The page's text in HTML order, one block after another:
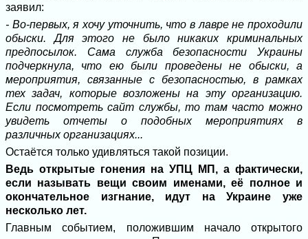
заявил:
- Во-первых, я хочу уточнить, что в лавре не проходили
обыски. Для этого не было никаких криминальных
предпосылок. Сама служба безопасности Украины
подчеркнула, что ею были проведены не обыски, а
мероприятия, связанные с безопасностью, в рамках
тех задач, которые возложены на эту организацию.
Если посмотреть сайт службы, то там часто можно
увидеть отчеты о подобных мероприятиях в
различных организациях...
Остаётся только удивляться такой позиции.
Ведь открытые гонения на УПЦ МП, а фактически,
если называть вещи своим именами, её полное и
окончательное изгнание, идут на Украине уже
несколько лет.
Главным событием, положившим начало открытого